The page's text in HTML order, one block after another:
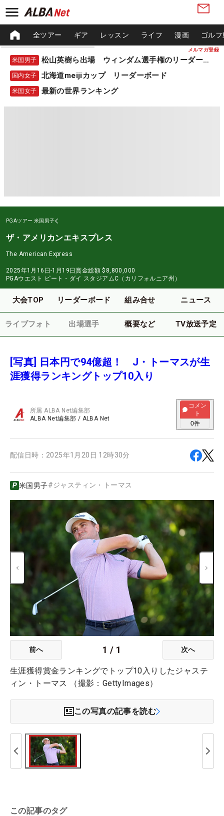
メルマガ登録
全ツアー ギア レッスン ライフ 漫画 ゴル
米国男子 松山英樹ら出場 ウィンダム選手権のリーダーボード
国内女子 北海道meijiカップ リーダーボード
米国女子 最新の世界ランキング
PGAツアー 米国男子
ザ・アメリカンエキスプレス
The American Express
2025年1月16日-1月19日賞金総額 $8,800,000
PGAウエスト ピート・ダイ スタジアムC（カリフォルニア州）
大会TOP リーダーボード 組み合せ ニュース
ライブフォト 出場選手 概要など TV放送予定
[写真] 日本円で94億超！ J・トーマスが生
涯獲得ランキングトップ10入り
所属ALBA Net編集部
ALBA Net編集部 / ALBA Net
コメン
ト
0件
配信日時： 2025年1月20日 12時30分
米国男子#ジャスティン・トーマス
前へ 1 / 1 次へ
生涯獲得賞金ランキングでトップ10入りしたジャステ
ィン・トーマス （撮影：GettyImages）
この写真の記事を読む
この記事のタグ